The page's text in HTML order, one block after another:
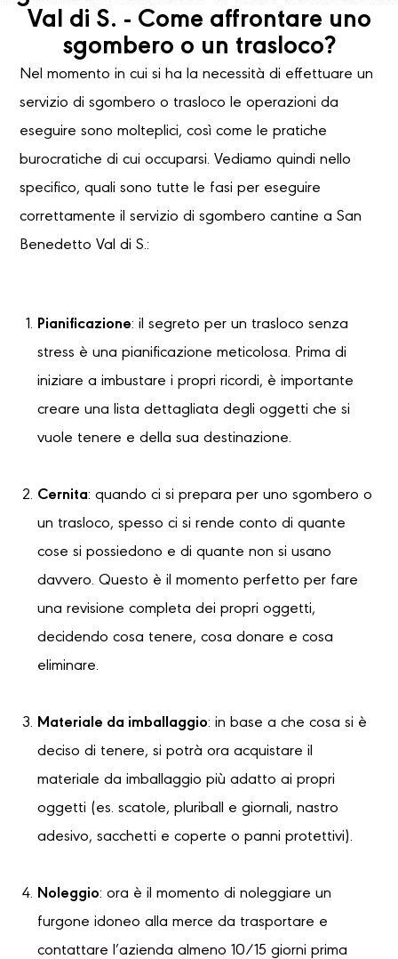
Val di S. - Come affrontare uno
sgombero o un trasloco?
Nel momento in cui si ha la necessità di effettuare un
servizio di sgombero o trasloco le operazioni da
eseguire sono molteplici, così come le pratiche
burocratiche di cui occuparsi. Vediamo quindi nello
specifico, quali sono tutte le fasi per eseguire
correttamente il servizio di sgombero cantine a San
Benedetto Val di S.:
Pianificazione: il segreto per un trasloco senza
stress è una pianificazione meticolosa. Prima di
iniziare a imbustare i propri ricordi, è importante
creare una lista dettagliata degli oggetti che si
vuole tenere e della sua destinazione.
Cernita: quando ci si prepara per uno sgombero o
un trasloco, spesso ci si rende conto di quante
cose si possiedono e di quante non si usano
davvero. Questo è il momento perfetto per fare
una revisione completa dei propri oggetti,
decidendo cosa tenere, cosa donare e cosa
eliminare.
Materiale da imballaggio: in base a che cosa si è
deciso di tenere, si potrà ora acquistare il
materiale da imballaggio più adatto ai propri
oggetti (es. scatole, pluriball e giornali, nastro
adesivo, sacchetti e coperte o panni protettivi).
Noleggio: ora è il momento di noleggiare un
furgone idoneo alla merce da trasportare e
contattare l’azienda almeno 10/15 giorni prima